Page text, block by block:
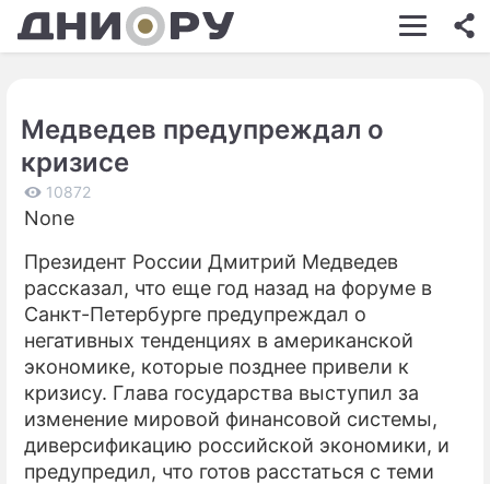
ШОУ-БИЗНЕС
КИНО
ЭКОНОМИКА
ПРОИСШЕСТВИЯ
СОННИК
СТИЛЬ ЖИЗНИ
СЕРИАЛЫ
Медведев предупреждал о
кризисе
10872
None
Президент России Дмитрий Медведев
рассказал, что еще год назад на форуме в
Санкт-Петербурге предупреждал о
негативных тенденциях в американской
экономике, которые позднее привели к
кризису. Глава государства выступил за
изменение мировой финансовой системы,
диверсификацию российской экономики, и
предупредил, что готов расстаться с теми